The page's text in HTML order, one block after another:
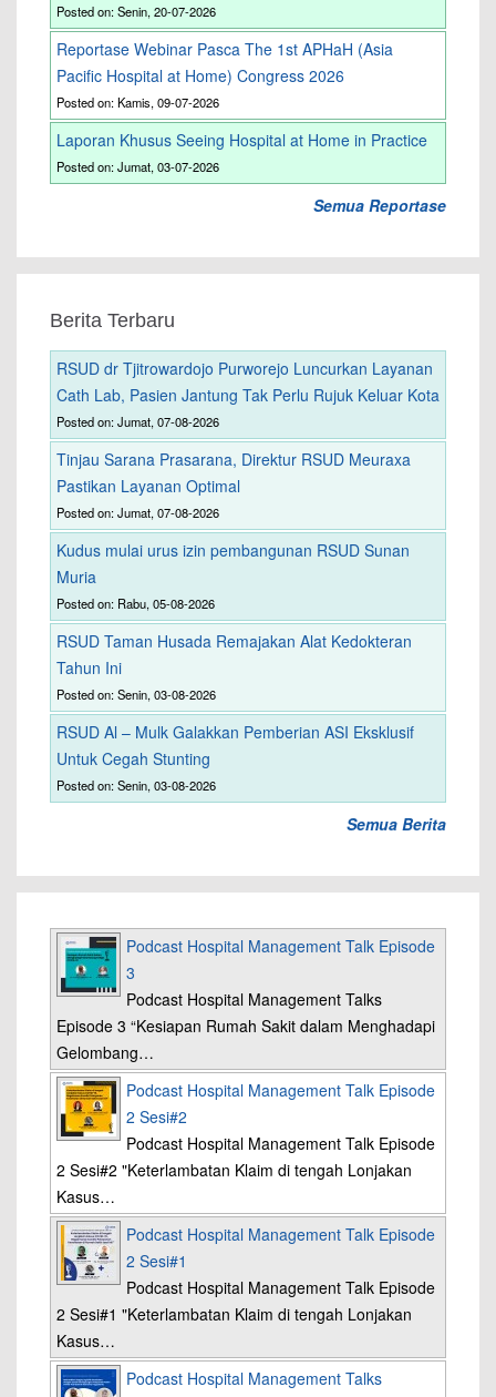
Posted on: Senin, 20-07-2026
Reportase Webinar Pasca The 1st APHaH (Asia
Pacific Hospital at Home) Congress 2026
Posted on: Kamis, 09-07-2026
Laporan Khusus Seeing Hospital at Home in Practice
Posted on: Jumat, 03-07-2026
Semua Reportase
Berita Terbaru
RSUD dr Tjitrowardojo Purworejo Luncurkan Layanan
Cath Lab, Pasien Jantung Tak Perlu Rujuk Keluar Kota
Posted on: Jumat, 07-08-2026
Tinjau Sarana Prasarana, Direktur RSUD Meuraxa
Pastikan Layanan Optimal
Posted on: Jumat, 07-08-2026
Kudus mulai urus izin pembangunan RSUD Sunan
Muria
Posted on: Rabu, 05-08-2026
RSUD Taman Husada Remajakan Alat Kedokteran
Tahun Ini
Posted on: Senin, 03-08-2026
RSUD Al – Mulk Galakkan Pemberian ASI Eksklusif
Untuk Cegah Stunting
Posted on: Senin, 03-08-2026
Semua Berita
Podcast Hospital Management Talk Episode
3
Podcast Hospital Management Talks
Episode 3 “Kesiapan Rumah Sakit dalam Menghadapi
Gelombang…
Podcast Hospital Management Talk Episode
2 Sesi#2
Podcast Hospital Management Talk Episode
2 Sesi#2 "Keterlambatan Klaim di tengah Lonjakan
Kasus…
Podcast Hospital Management Talk Episode
2 Sesi#1
Podcast Hospital Management Talk Episode
2 Sesi#1 "Keterlambatan Klaim di tengah Lonjakan
Kasus…
Podcast Hospital Management Talks